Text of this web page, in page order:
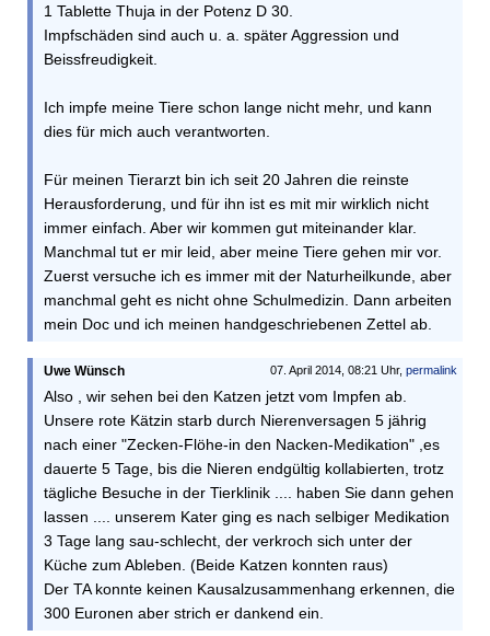
1 Tablette Thuja in der Potenz D 30.
Impfschäden sind auch u. a. später Aggression und
Beissfreudigkeit.
Ich impfe meine Tiere schon lange nicht mehr, und kann
dies für mich auch verantworten.
Für meinen Tierarzt bin ich seit 20 Jahren die reinste
Herausforderung, und für ihn ist es mit mir wirklich nicht
immer einfach. Aber wir kommen gut miteinander klar.
Manchmal tut er mir leid, aber meine Tiere gehen mir vor.
Zuerst versuche ich es immer mit der Naturheilkunde, aber
manchmal geht es nicht ohne Schulmedizin. Dann arbeiten
mein Doc und ich meinen handgeschriebenen Zettel ab.
07. April 2014, 08:21 Uhr, permalink
Uwe Wünsch
Also , wir sehen bei den Katzen jetzt vom Impfen ab.
Unsere rote Kätzin starb durch Nierenversagen 5 jährig
nach einer "Zecken-Flöhe-in den Nacken-Medikation" ,es
dauerte 5 Tage, bis die Nieren endgültig kollabierten, trotz
tägliche Besuche in der Tierklinik .... haben Sie dann gehen
lassen .... unserem Kater ging es nach selbiger Medikation
3 Tage lang sau-schlecht, der verkroch sich unter der
Küche zum Ableben. (Beide Katzen konnten raus)
Der TA konnte keinen Kausalzusammenhang erkennen, die
300 Euronen aber strich er dankend ein.